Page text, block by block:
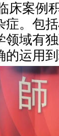
床案例
症。包
领域有
运用到